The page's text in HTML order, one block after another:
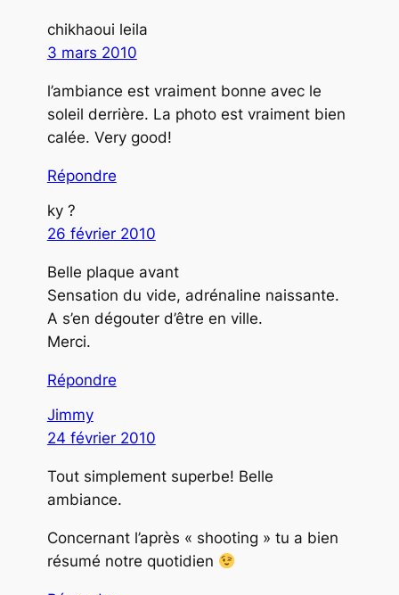
chikhaoui leila
3 mars 2010
l’ambiance est vraiment bonne avec le
soleil derrière. La photo est vraiment bien
calée. Very good!
Répondre
ky ?
26 février 2010
Belle plaque avant
Sensation du vide, adrénaline naissante.
A s’en dégouter d’être en ville.
Merci.
Répondre
Jimmy
24 février 2010
Tout simplement superbe! Belle
ambiance.
Concernant l’après « shooting » tu a bien
résumé notre quotidien